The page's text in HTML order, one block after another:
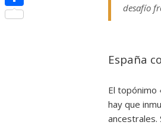
desafío
España
El topónimo
hay que
ancestrales.
Compartir